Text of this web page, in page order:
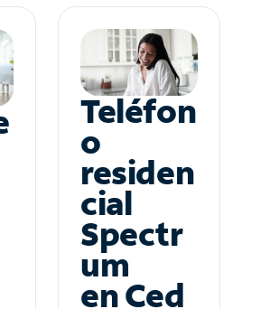
Teléfon
o
residen
cial
Spectr
um
en Ced